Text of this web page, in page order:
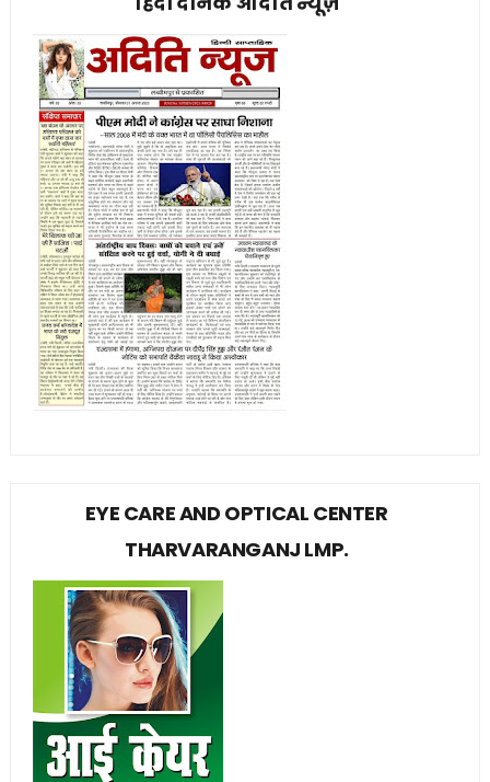
EYE CARE AND OPTICAL CENTER
THARVARANGANJ LMP.